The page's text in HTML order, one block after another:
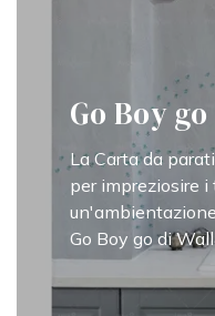
Go Boy go
La Carta da
per impreziosire
Go Boy go di